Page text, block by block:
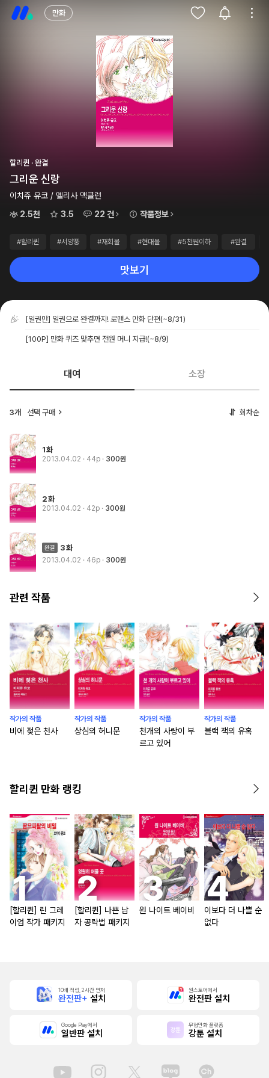
만화
할리퀸 · 완결
그리운 신랑
이치쥬 유코 / 멜리사 맥클런
2.5천
3.5 22 건 작품정보
#할리퀸 #서양풍 #재회물 #현대물 #5천원이하 #완결
맛보기
[일권만] 일권으로 완결까지! 로맨스 만화 단편(~8/31)
[100P] 만화 퀴즈 맞추면 전원 머니 지급!(~8/9)
대여 소장
3개 선택 구매 회차순
1화
2013.04.02 · 44p 300원
2화
2013.04.02 · 42p 300원
3화
2013.04.02 · 46p 300원
관련 작품
작가의 작품
비에 젖은 천사
작가의 작품
상심의 허니문
작가의 작품
천개의 사랑이 부
르고 있어
작가의 작품
블랙 잭의 유혹
할리퀸 만화 랭킹
[할리퀸] 린 그레
이엄 작가 패키지
[할리퀸] 나쁜 남
자 공략법 패키지
원 나이트 베이비
이보다 더 나쁠 순
없다
10배 적립, 2시간 먼저
완전판+ 설치
원스토어에서
완전판 설치
Google Play에서
일반판 설치
무협만화 플랫폼
강툰 설치